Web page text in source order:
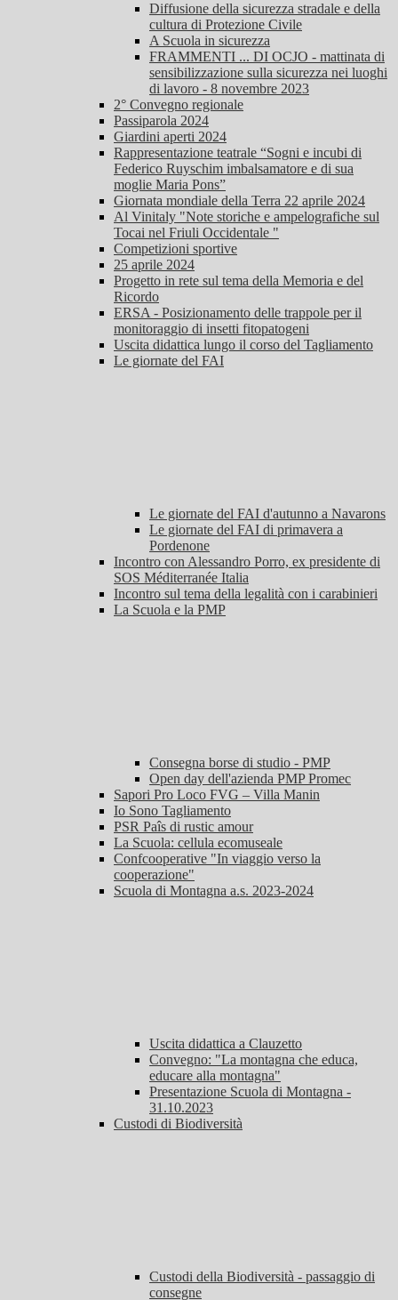
Diffusione della sicurezza stradale e della
cultura di Protezione Civile
A Scuola in sicurezza
FRAMMENTI ... DI OCJO - mattinata di
sensibilizzazione sulla sicurezza nei luoghi
di lavoro - 8 novembre 2023
2° Convegno regionale
Passiparola 2024
Giardini aperti 2024
Rappresentazione teatrale “Sogni e incubi di
Federico Ruyschim imbalsamatore e di sua
moglie Maria Pons”
Giornata mondiale della Terra 22 aprile 2024
Al Vinitaly "Note storiche e ampelografiche sul
Tocai nel Friuli Occidentale "
Competizioni sportive
25 aprile 2024
Progetto in rete sul tema della Memoria e del
Ricordo
ERSA - Posizionamento delle trappole per il
monitoraggio di insetti fitopatogeni
Uscita didattica lungo il corso del Tagliamento
Le giornate del FAI
Le giornate del FAI d'autunno a Navarons
Le giornate del FAI di primavera a
Pordenone
Incontro con Alessandro Porro, ex presidente di
SOS Méditerranée Italia
Incontro sul tema della legalità con i carabinieri
La Scuola e la PMP
Consegna borse di studio - PMP
Open day dell'azienda PMP Promec
Sapori Pro Loco FVG – Villa Manin
Io Sono Tagliamento
PSR Paîs di rustic amour
La Scuola: cellula ecomuseale
Confcooperative "In viaggio verso la
cooperazione"
Scuola di Montagna a.s. 2023-2024
Uscita didattica a Clauzetto
Convegno: "La montagna che educa,
educare alla montagna"
Presentazione Scuola di Montagna -
31.10.2023
Custodi di Biodiversità
Custodi della Biodiversità - passaggio di
consegne